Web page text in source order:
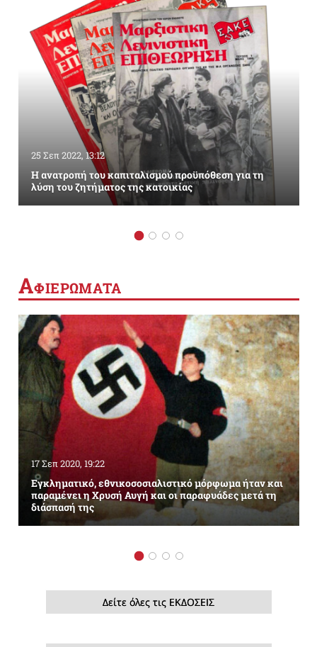
25 Σεπ 2022, 13:12
Η ανατροπή του καπιταλισμού προϋπόθεση για τη
λύση του ζητήματος της κατοικίας
ΑΦΙΕΡΩΜΑΤΑ
17 Σεπ 2020, 19:22
Εγκληματικό, εθνικοσοσιαλιστικό μόρφωμα ήταν και
παραμένει η Χρυσή Αυγή και οι παραφυάδες μετά τη
διάσπασή της
Δείτε όλες τις ΕΚΔΟΣΕΙΣ